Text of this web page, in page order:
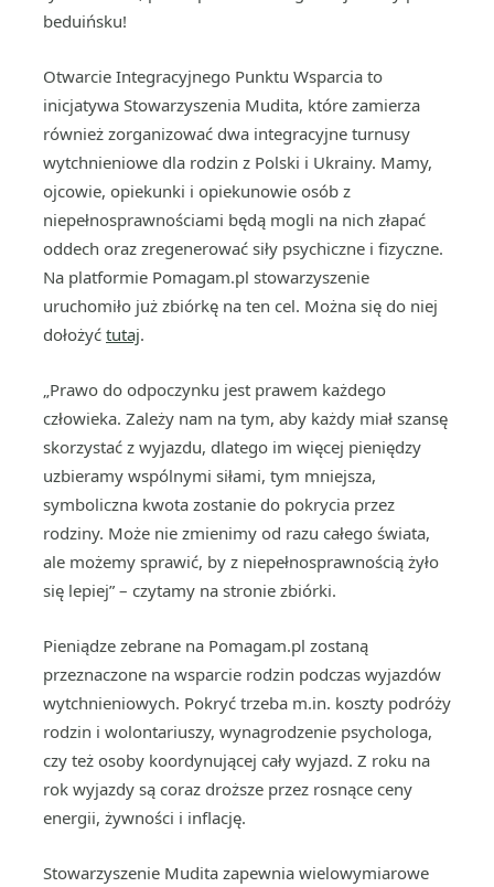
beduińsku!
Otwarcie Integracyjnego Punktu Wsparcia to
inicjatywa Stowarzyszenia Mudita, które zamierza
również zorganizować dwa integracyjne turnusy
wytchnieniowe dla rodzin z Polski i Ukrainy. Mamy,
ojcowie, opiekunki i opiekunowie osób z
niepełnosprawnościami będą mogli na nich złapać
oddech oraz zregenerować siły psychiczne i fizyczne.
Na platformie Pomagam.pl stowarzyszenie
uruchomiło już zbiórkę na ten cel. Można się do niej
dołożyć tutaj.
„Prawo do odpoczynku jest prawem każdego
człowieka. Zależy nam na tym, aby każdy miał szansę
skorzystać z wyjazdu, dlatego im więcej pieniędzy
uzbieramy wspólnymi siłami, tym mniejsza,
symboliczna kwota zostanie do pokrycia przez
rodziny. Może nie zmienimy od razu całego świata,
ale możemy sprawić, by z niepełnosprawnością żyło
się lepiej” – czytamy na stronie zbiórki.
Pieniądze zebrane na Pomagam.pl zostaną
przeznaczone na wsparcie rodzin podczas wyjazdów
wytchnieniowych. Pokryć trzeba m.in. koszty podróży
rodzin i wolontariuszy, wynagrodzenie psychologa,
czy też osoby koordynującej cały wyjazd. Z roku na
rok wyjazdy są coraz droższe przez rosnące ceny
energii, żywności i inflację.
Stowarzyszenie Mudita zapewnia wielowymiarowe